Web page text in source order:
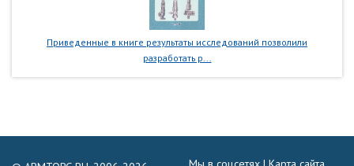
Приведенные в книге результаты исследований позволили
разработать р...